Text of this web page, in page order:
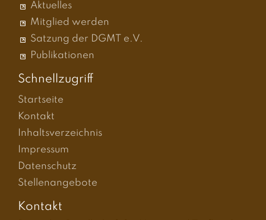
Aktuelles
Mitglied werden
Satzung der DGMT e.V.
Publikationen
Schnellzugriff
Startseite
Kontakt
Inhaltsverzeichnis
Impressum
Datenschutz
Stellenangebote
Kontakt